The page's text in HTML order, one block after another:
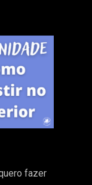
fazer